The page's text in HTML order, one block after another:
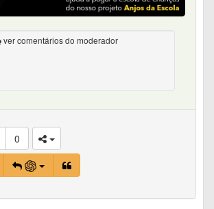
ver comentários do moderador
0